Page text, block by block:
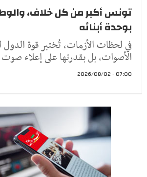
تونس أكبر من كل خلاف،
بوحدة أبنائه
في لحظات الأزمات، تُختبر قوة الدول
الأصوات، بل بقدرتها على إعلاء
07:00 - 2026/08/02